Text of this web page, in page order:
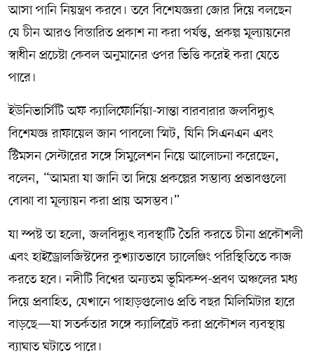
আসা পানি নিয়ন্ত্রণ করবে। তবে বিশেষজ্ঞরা জোর দিয়ে বলছেন
যে চীন আরও বিস্তারিত প্রকাশ না করা পর্যন্ত, প্রকল্প মূল্যায়নের
স্বাধীন প্রচেষ্টা কেবল অনুমানের ওপর ভিত্তি করেই করা যেতে
পারে।
ইউনিভার্সিটি অফ ক্যালিফোর্নিয়া-সান্তা বারবারার জলবিদ্যুৎ
বিশেষজ্ঞ রাফায়েল জান পাবলো স্মিট, যিনি সিএনএন এবং
স্টিমসন সেন্টারের সঙ্গে সিমুলেশন নিয়ে আলোচনা করেছেন,
বলেন, “আমরা যা জানি তা দিয়ে প্রকল্পের সম্ভাব্য প্রভাবগুলো
বোঝা বা মূল্যায়ন করা প্রায় অসম্ভব।”
যা স্পষ্ট তা হলো, জলবিদ্যুৎ ব্যবস্থাটি তৈরি করতে চীনা প্রকৌশলী
এবং হাইড্রোলজিস্টদের কুখ্যাতভাবে চ্যালেঞ্জিং পরিস্থিতিতে কাজ
করতে হবে। নদীটি বিশ্বের অন্যতম ভূমিকম্প-প্রবণ অঞ্চলের মধ্য
দিয়ে প্রবাহিত, যেখানে পাহাড়গুলোও প্রতি বছর মিলিমিটার হারে
বাড়ছে—যা সতর্কতার সঙ্গে ক্যালিব্রেট করা প্রকৌশল ব্যবস্থায়
ব্যাঘাত ঘটাতে পারে।